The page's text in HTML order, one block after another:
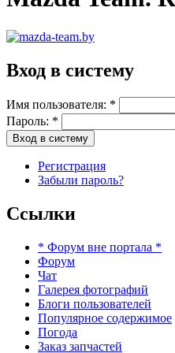
Вход в систему
Имя пользователя: *
Пароль: *
Регистрация
Забыли пароль?
Ссылки
* Форум вне портала *
Форум
Чат
Галерея фотографий
Блоги пользователей
Популярное содержимое
Погода
Заказ запчастей